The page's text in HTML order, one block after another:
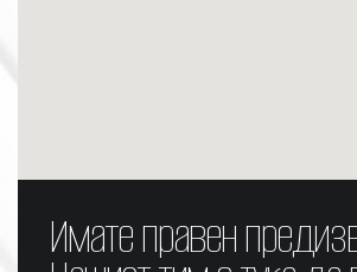
Имате правен